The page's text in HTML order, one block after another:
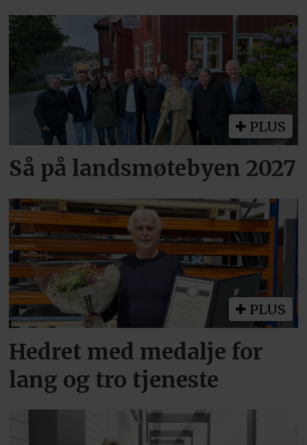
PLUS
Så på landsmøtebyen 2027
PLUS
Hedret med medalje for
lang og tro tjeneste